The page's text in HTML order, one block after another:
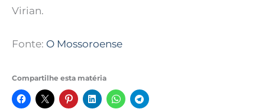
Virian.
Fonte: O Mossoroense
Compartilhe esta matéria